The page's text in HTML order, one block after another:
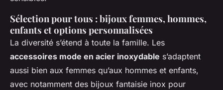
Sélection pour tous : bijoux femmes, hommes,
enfants et options personnalisées
La diversité s’étend à toute la famille. Les
accessoires mode en acier inoxydable s’adaptent
aussi bien aux femmes qu’aux hommes et enfants,
avec notamment des bijoux fantaisie inox pour